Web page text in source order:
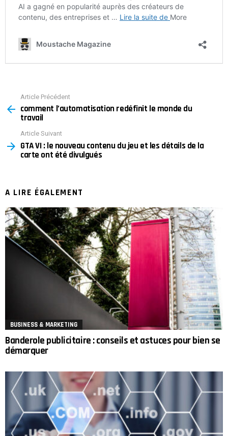
more
Article Précédent
comment l’automatisation redéfinit le monde du
travail
Article Suivant
GTA VI : le nouveau contenu du jeu et les détails de la
carte ont été divulgués
A LIRE ÉGALEMENT
BUSINESS & MARKETING
Banderole publicitaire : conseils et astuces pour bien se
démarquer